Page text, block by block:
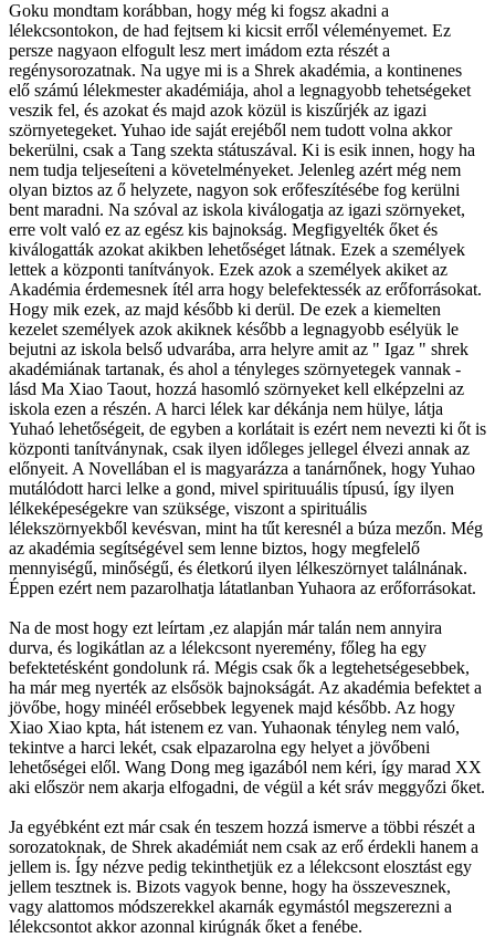
Goku mondtam korábban, hogy még ki fogsz akadni a
lélekcsontokon, de had fejtsem ki kicsit erről véleményemet. Ez
persze nagyaon elfogult lesz mert imádom ezta részét a
regénysorozatnak. Na ugye mi is a Shrek akadémia, a kontinenes
elő számú lélekmester akadémiája, ahol a legnagyobb tehetségeket
veszik fel, és azokat és majd azok közül is kiszűrjék az igazi
szörnyetegeket. Yuhao ide saját erejéből nem tudott volna akkor
bekerülni, csak a Tang szekta státuszával. Ki is esik innen, hogy ha
nem tudja teljeseíteni a követelményeket. Jelenleg azért még nem
olyan biztos az ő helyzete, nagyon sok erőfeszítésébe fog kerülni
bent maradni. Na szóval az iskola kiválogatja az igazi szörnyeket,
erre volt való ez az egész kis bajnokság. Megfigyelték őket és
kiválogatták azokat akikben lehetőséget látnak. Ezek a személyek
lettek a központi tanítványok. Ezek azok a személyek akiket az
Akadémia érdemesnek ítél arra hogy belefektessék az erőforrásokat.
Hogy mik ezek, az majd később ki derül. De ezek a kiemelten
kezelet személyek azok akiknek később a legnagyobb esélyük le
bejutni az iskola belső udvarába, arra helyre amit az " Igaz " shrek
akadémiának tartanak, és ahol a tényleges szörnyetegek vannak -
lásd Ma Xiao Taout, hozzá hasomló szörnyeket kell elképzelni az
iskola ezen a részén. A harci lélek kar dékánja nem hülye, látja
Yuhaó lehetőségeit, de egyben a korlátait is ezért nem nevezti ki őt is
központi tanítványnak, csak ilyen időleges jellegel élvezi annak az
előnyeit. A Novellában el is magyarázza a tanárnőnek, hogy Yuhao
mutálódott harci lelke a gond, mivel spirituuális típusú, így ilyen
lélkeképeségekre van szüksége, viszont a spirituális
lélekszörnyekből kevésvan, mint ha tűt keresnél a búza mezőn. Még
az akadémia segítségével sem lenne biztos, hogy megfelelő
mennyiségű, minőségű, és életkorú ilyen lélkeszörnyet találnának.
Éppen ezért nem pazarolhatja látatlanban Yuhaora az erőforrásokat.
Na de most hogy ezt leírtam ,ez alapján már talán nem annyira
durva, és logikátlan az a lélekcsont nyeremény, főleg ha egy
befektetésként gondolunk rá. Mégis csak ők a legtehetségesebbek,
ha már meg nyerték az elsősök bajnokságát. Az akadémia befektet a
jövőbe, hogy minéél erősebbek legyenek majd később. Az hogy
Xiao Xiao kpta, hát istenem ez van. Yuhaonak tényleg nem való,
tekintve a harci lekét, csak elpazarolna egy helyet a jövőbeni
lehetőségei elől. Wang Dong meg igazából nem kéri, így marad XX
aki először nem akarja elfogadni, de végül a két sráv meggyőzi őket.
Ja egyébként ezt már csak én teszem hozzá ismerve a többi részét a
sorozatoknak, de Shrek akadémiát nem csak az erő érdekli hanem a
jellem is. Így nézve pedig tekinthetjük ez a lélekcsont elosztást egy
jellem tesztnek is. Bizots vagyok benne, hogy ha összevesznek,
vagy alattomos módszerekkel akarnák egymástól megszerezni a
lélekcsontot akkor azonnal kirúgnák őket a fenébe.